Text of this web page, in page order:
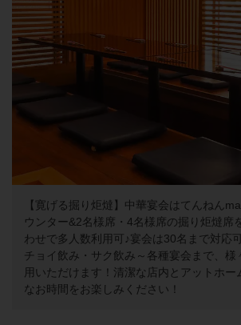
【寛げる掘り炬燵】中華宴会はてんねん
ウンター&2名様席・4名様席の掘り炬燵席
わせで多人数利用可♪宴会は30名まで対応
チョイ飲み・サク飲み～各種宴会まで、様
用いただけます！清潔な店内とアットホー
なお時間をお楽しみください！